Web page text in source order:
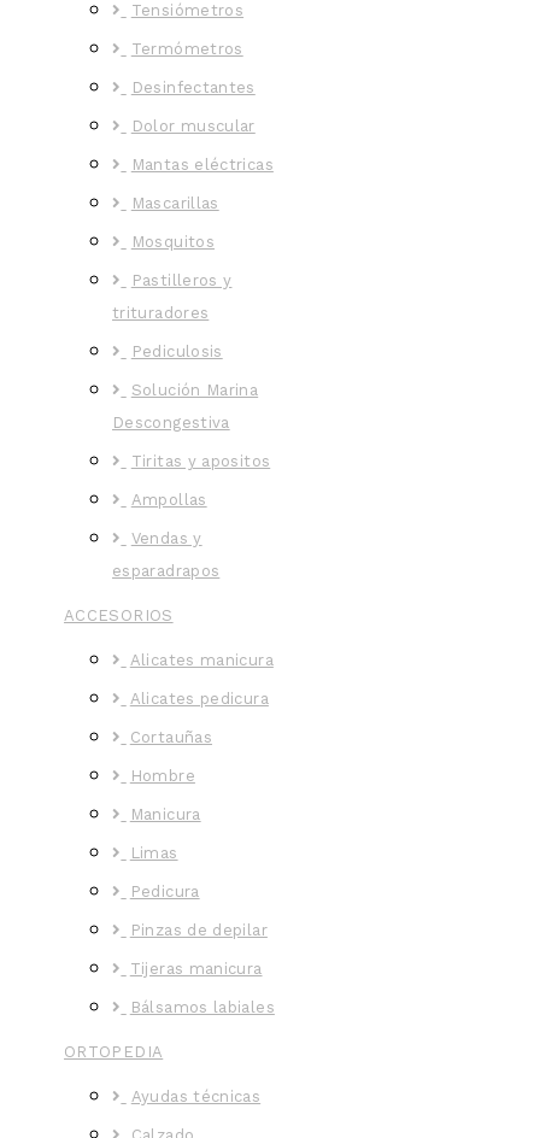
Tensiómetros
Termómetros
Desinfectantes
Dolor muscular
Mantas eléctricas
Mascarillas
Mosquitos
Pastilleros y
trituradores
Pediculosis
Solución Marina
Descongestiva
Tiritas y apositos
Ampollas
Vendas y
esparadrapos
ACCESORIOS
Alicates manicura
Alicates pedicura
Cortauñas
Hombre
Manicura
Limas
Pedicura
Pinzas de depilar
Tijeras manicura
Bálsamos labiales
ORTOPEDIA
Ayudas técnicas